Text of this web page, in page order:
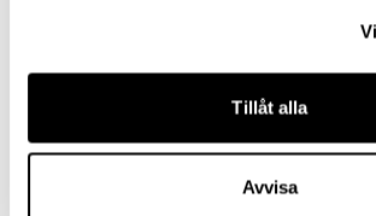
Tillåt alla
Avvisa
oljeverksamhet omfattas. Nordea
bolaget följer en årlig
med höga klimatrelaterade risker,
Banken har också ett
olje- och gasrelaterade utsläpp,